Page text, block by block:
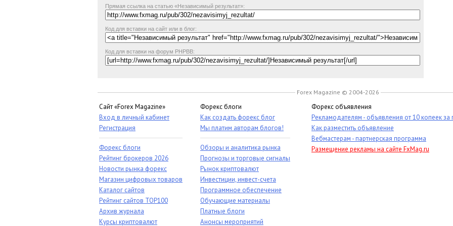
Прямая ссылка на статью «Независимый результат»:
Код для вставки на сайт или в блог:
Код для вставки на форум PHPBB:
Forex Magazine © 2004-2026
Сайт «Forex Magazine»
Вход в личный кабинет
Регистрация
Форекс блоги
Рейтинг брокеров 2026
Новости рынка форекс
Магазин цифровых товаров
Каталог сайтов
Рейтинг сайтов TOP100
Архив журнала
Курсы криптовалют
Форекс блоги
Как создать форекс блог
Мы платим авторам блогов!
Обзоры и аналитика рынка
Прогнозы и торговые сигналы
Рынок криптовалют
Инвестиции, инвест-счета
Программное обеспечение
Обучающие материалы
Платные блоги
Анонсы мероприятий
Форекс объявления
Рекламодателям - объявления от 10 копеек за
Как разместить объявление
Вебмастерам - партнерская программа
Размещение рекламы на сайте FxMag.ru